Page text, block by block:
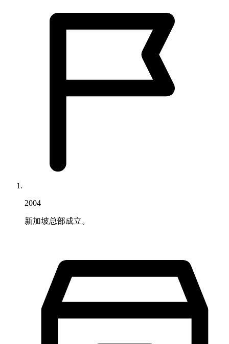
2004
新加坡总部成立。